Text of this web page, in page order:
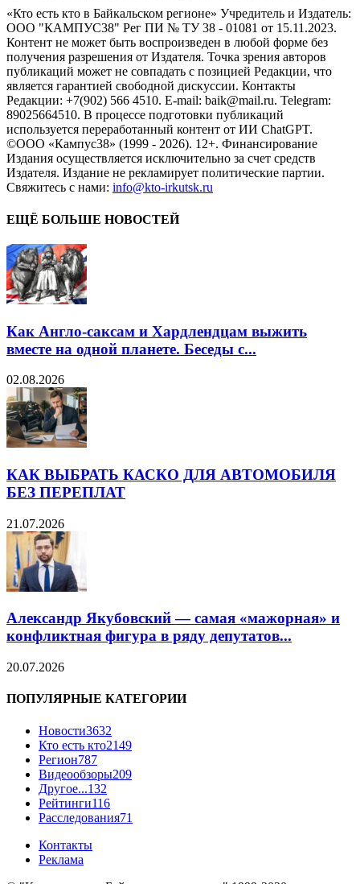
«Кто есть кто в Байкальском регионе» Учредитель и Издатель:
ООО "КАМПУС38" Рег ПИ № ТУ 38 - 01081 от 15.11.2023.
Контент не может быть воспроизведен в любой форме без
получения разрешения от Издателя. Точка зрения авторов
публикаций может не совпадать с позицией Редакции, что
является гарантией свободной дискуссии. Контакты
Редакции: +7(902) 566 4510. E-mail: baik@mail.ru. Telegram:
89025664510. В процессе подготовки публикаций
используется переработанный контент от ИИ ChatGPT.
©ООО «Кампус38» (1999 - 2026). 12+. Финансирование
Издания осуществляется исключительно за счет средств
Издателя. Издание не рекламирует политические партии.
Свяжитесь с нами: info@kto-irkutsk.ru
ЕЩЁ БОЛЬШЕ НОВОСТЕЙ
Как Англо-саксам и Хардлендцам выжить
вместе на одной планете. Беседы с...
02.08.2026
КАК ВЫБРАТЬ КАСКО ДЛЯ АВТОМОБИЛЯ
БЕЗ ПЕРЕПЛАТ
21.07.2026
Александр Якубовский — самая «мажорная» и
конфликтная фигура в ряду депутатов...
20.07.2026
ПОПУЛЯРНЫЕ КАТЕГОРИИ
Новости3632
Кто есть кто2149
Регион787
Видеообзоры209
Другое...132
Рейтинги116
Расследования71
Контакты
Реклама